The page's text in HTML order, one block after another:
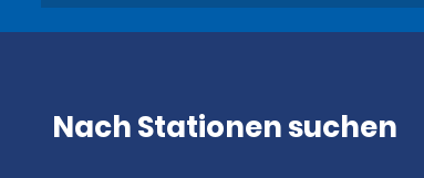
Nach Stationen suchen